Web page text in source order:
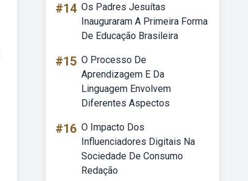
#14 Os Padres Jesuítas
Inauguraram A Primeira Forma
De Educação Brasileira
#15 O Processo De
Aprendizagem E Da
Linguagem Envolvem
Diferentes Aspectos
#16 O Impacto Dos
Influenciadores Digitais Na
Sociedade De Consumo
Redação